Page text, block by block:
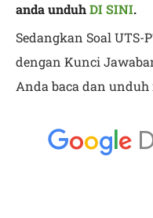
anda unduhDI SINI.
Sedangkan Soal UTS-
dengan Kunci
Anda baca dan